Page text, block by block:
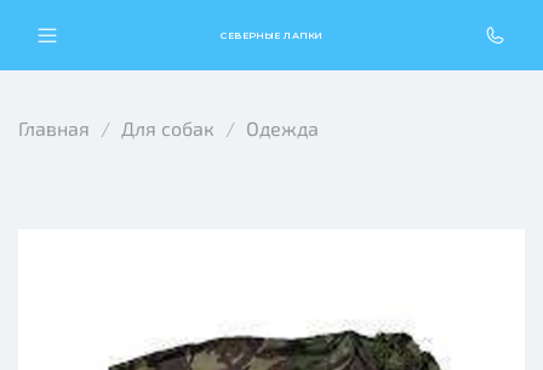
СЕВЕРНЫЕ ЛАПКИ
Главная Для собак Одежда